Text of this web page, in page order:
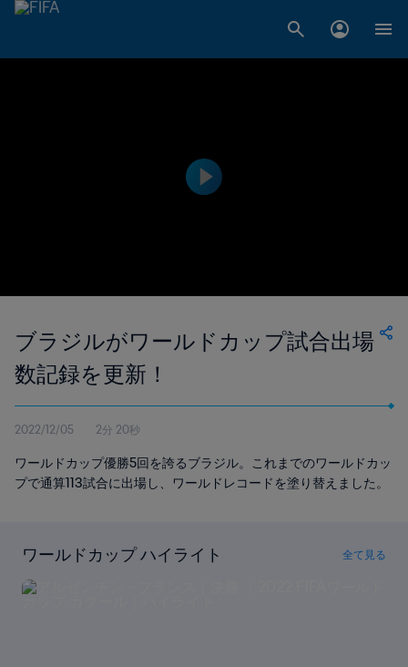
ブラジルがワールドカップ試合出場
数記録を更新！
2022/12/05 2分 20秒
ワールドカップ優勝5回を誇るブラジル。これまでのワールドカッ
プで通算113試合に出場し、ワールドレコードを塗り替えました。
ワールドカップ ハイライト 全て見る